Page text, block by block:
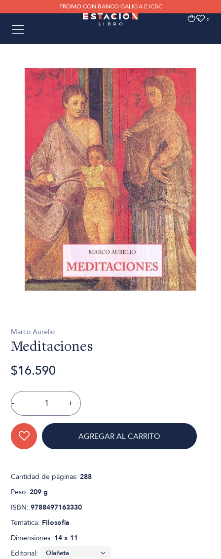
PROMO CON BANCO GALICIA E ICBC
0 0
Marco Aurelio
Meditaciones
$16.590
- +
AGREGAR AL CARRITO
Cantidad de páginas:288
Peso:209 g
ISBN:9788497163330
Temática: Filosofia
Dimensiones: 14 x 11
Editorial: